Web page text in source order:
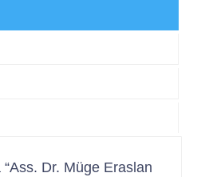
“Ass. Dr. Müge Eraslan